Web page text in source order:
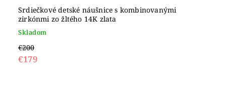
Srdiečkové detské náušnice s kombinovanými
zirkónmi zo žltého 14K zlata
Skladom
€200
€179